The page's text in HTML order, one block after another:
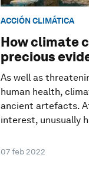
ACCIÓN CLIMÁTICA
How climate
precious
As well as
human health,
ancient artefacts.
interest, unusually
07 feb 2022